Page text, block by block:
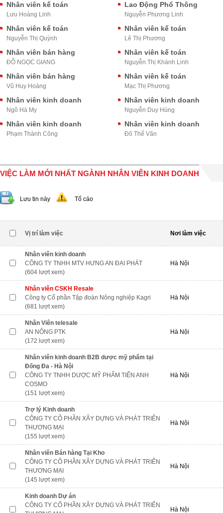
Nhân viên kế toán
Lưu Hoàng Linh
Lao Động Phổ Thông
Nguyễn Phương Linh
Nhân viên kế toán
Nguyễn Thị Quỳnh
Nhân viên kế toán
Lê Thị Phương
Nhân viên bán hàng
ĐỖ NGỌC GIANG
Nhân viên kế toán
Nguyễn Thị Khánh Linh
Nhân viên bán hàng
Vũ Huy Hoàng
Nhân viên kế toán
Mạc Thị Phương
Nhân viên kinh doanh
Ngô Hà My
Nhân viên kinh doanh
Nguyễn Duy Hùng
Nhân viên kinh doanh
Phạm Thành Công
Nhân viên kinh doanh
Đõ Thế Văn
VIỆC LÀM MỚI NHẤT NGÀNH NHÂN VIÊN KINH DOANH
Lưu tin này Tố cáo
Vị trí làm việc Nơi làm việc
Nhân viên kinh doanh
CÔNG TY TNHH MTV HƯNG AN ĐẠI PHÁT
(604 lượt xem)
Hà Nội
Nhân viên CSKH Resale
Công ty Cổ phần Tập đoàn Nông nghiệp Kagri
(681 lượt xem)
Hà Nội
Nhân Viên telesale
AN NÔNG PTK
(172 lượt xem)
Hà Nội
Nhân viên kinh doanh B2B dược mỹ phẩm tại
Đống Đa - Hà Nội
CÔNG TY TNHH DƯỢC MỸ PHẨM TIẾN ANH
COSMO
(151 lượt xem)
Hà Nội
Trợ lý Kinh doanh
CÔNG TY CỔ PHẦN XÂY DỰNG VÀ PHÁT TRIỂN
THƯƠNG MẠI
(155 lượt xem)
Hà Nội
Nhân viên Bán hàng Tại Kho
CÔNG TY CỔ PHẦN XÂY DỰNG VÀ PHÁT TRIỂN
THƯƠNG MẠI
(145 lượt xem)
Hà Nội
Kinh doanh Dự án
CÔNG TY CỔ PHẦN XÂY DỰNG VÀ PHÁT TRIỂN
Hà Nội